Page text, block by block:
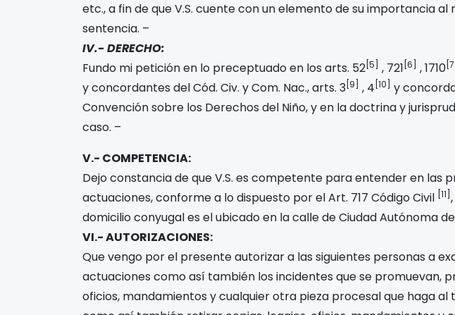
etc., a fin de que V.S. cuente con un elemento de su importancia
sentencia. –
IV.- DERECHO:
Fundo mi petición en lo preceptuado en los arts. 52 [5] , 721 [6] , 1710 [7]
y concordantes del Cód. Civ. y Com. Nac., arts. 3 [9] , 4 [10]
y
Convención sobre los Derechos del Niño, y en la doctrina y
caso. –
V.- COMPETENCIA:
Dejo constancia de que V.S. es competente para entender en las
actuaciones, conforme a lo dispuesto por el Art. 717 Código Civil [11]
domicilio conyugal es el ubicado en la callede Ciudad Autónoma
VI.- AUTORIZACIONES:
Que vengo por el presente autorizar a las siguientes personas a
actuaciones como así también los incidentes que se promuevan,
oficios, mandamientos y cualquier otra pieza procesal que haga